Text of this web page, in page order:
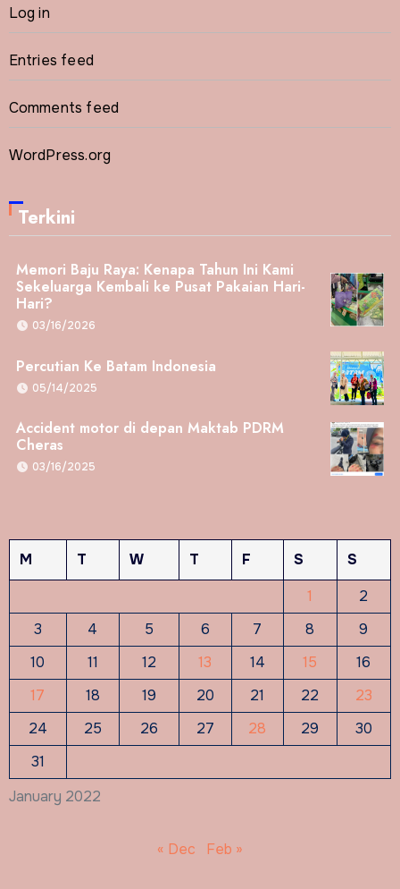
Log in
Entries feed
Comments feed
WordPress.org
Terkini
Memori Baju Raya: Kenapa Tahun Ini Kami
Sekeluarga Kembali ke Pusat Pakaian Hari-
Hari?
03/16/2026
Percutian Ke Batam Indonesia
05/14/2025
Accident motor di depan Maktab PDRM
Cheras
03/16/2025
January 2022
M T W T F S
S
1
2
3
4 5 6 7 8
9
10
11 12 13 14 15
16
17
18 19 20 21 22
23
24
25 26 27 28 29
30
31
« Dec Feb »